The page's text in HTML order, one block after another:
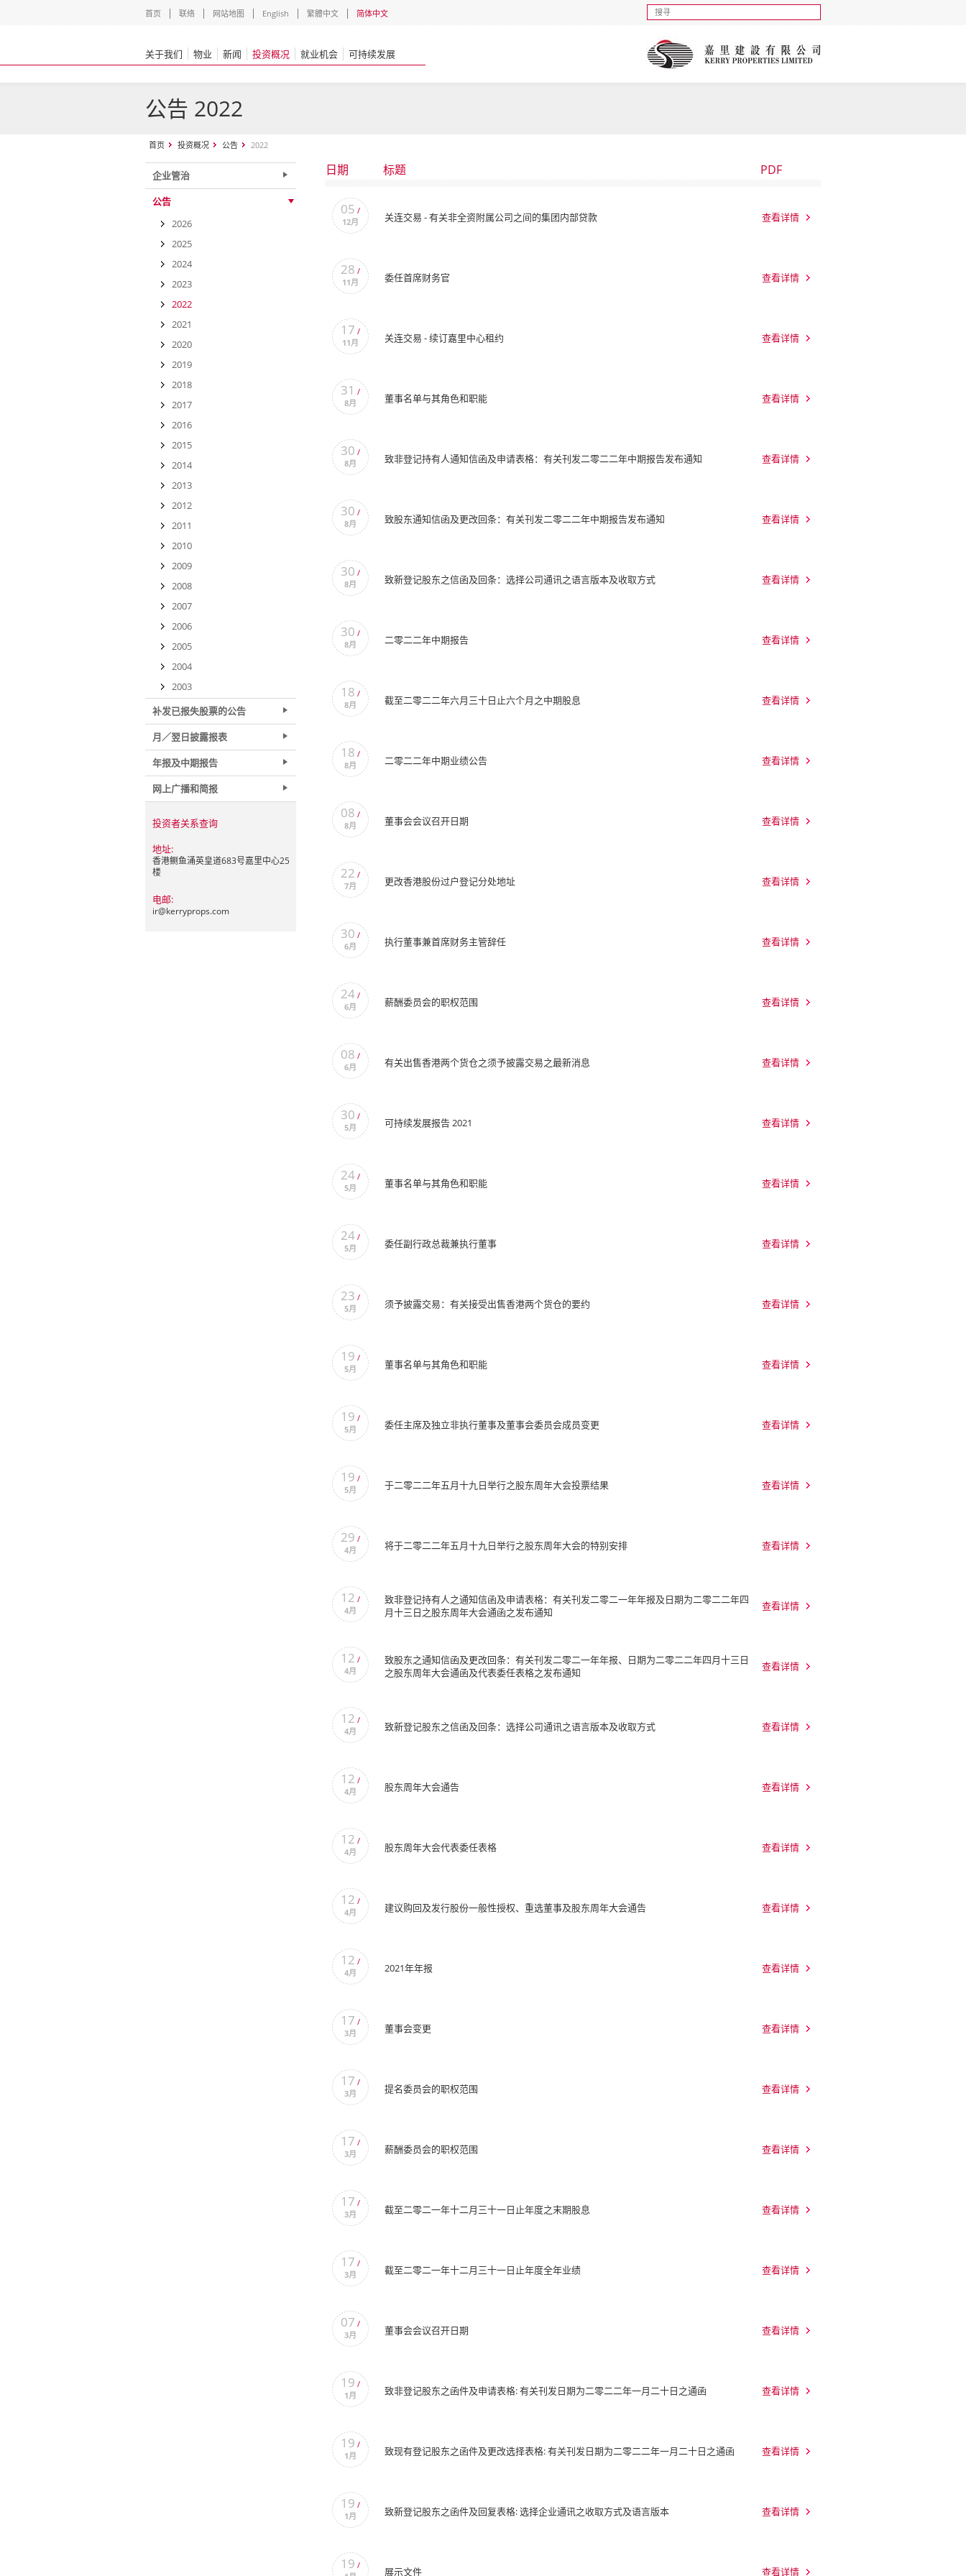
首页 联络 网站地图 English 繁體中文 简体中文
关于我们 物业 新闻 投资概况 就业机会 可持续发展
公告 2022
首页 投资概况 公告 2022
日期 标题 PDF
05 /
12月
关连交易 - 有关非全资附属公司之间的集团内部贷款 查看详情
28 /
11月
委任首席财务官 查看详情
17 /
11月
关连交易 - 续订嘉里中心租约 查看详情
31 /
8月
董事名单与其角色和职能 查看详情
30 /
8月
致非登记持有人通知信函及申请表格：有关刊发二零二二年中期报告发布通知 查看详情
30 /
8月
致股东通知信函及更改回条：有关刊发二零二二年中期报告发布通知 查看详情
30 /
8月
致新登记股东之信函及回条：选择公司通讯之语言版本及收取方式 查看详情
30 /
8月
二零二二年中期报告 查看详情
18 /
8月
截至二零二二年六月三十日止六个月之中期股息 查看详情
18 /
8月
二零二二年中期业绩公告 查看详情
08 /
8月
董事会会议召开日期 查看详情
22 /
7月
更改香港股份过户登记分处地址 查看详情
30 /
6月
执行董事兼首席财务主管辞任 查看详情
24/
6月
薪酬委员会的职权范围 查看详情
08 /
6月
有关出售香港两个货仓之须予披露交易之最新消息 查看详情
30 /
5月
可持续发展报告 2021 查看详情
24/
5月
董事名单与其角色和职能 查看详情
24/
5月
委任副行政总裁兼执行董事 查看详情
23 /
5月
须予披露交易：有关接受出售香港两个货仓的要约 查看详情
19 /
5月
董事名单与其角色和职能 查看详情
19 /
5月
委任主席及独立非执行董事及董事会委员会成员变更 查看详情
19 /
5月
于二零二二年五月十九日举行之股东周年大会投票结果 查看详情
29 /
4月
将于二零二二年五月十九日举行之股东周年大会的特别安排 查看详情
12 /
4月
致非登记持有人之通知信函及申请表格：有关刊发二零二一年年报及日期为二零二二年四
月十三日之股东周年大会通函之发布通知
查看详情
12 /
4月
致股东之通知信函及更改回条：有关刊发二零二一年年报、日期为二零二二年四月十三日
之股东周年大会通函及代表委任表格之发布通知
查看详情
12 /
4月
致新登记股东之信函及回条：选择公司通讯之语言版本及收取方式 查看详情
12 /
4月
股东周年大会通告 查看详情
12 /
4月
股东周年大会代表委任表格 查看详情
12 /
4月
建议购回及发行股份一般性授权、重选董事及股东周年大会通告 查看详情
12 /
4月
2021年年报 查看详情
17 /
3月
董事会变更 查看详情
17 /
3月
提名委员会的职权范围 查看详情
17 /
3月
薪酬委员会的职权范围 查看详情
17 /
3月
截至二零二一年十二月三十一日止年度之末期股息 查看详情
17 /
3月
截至二零二一年十二月三十一日止年度全年业绩 查看详情
07 /
3月
董事会会议召开日期 查看详情
19 /
1月
致非登记股东之函件及申请表格: 有关刊发日期为二零二二年一月二十日之通函 查看详情
19 /
1月
致现有登记股东之函件及更改选择表格: 有关刊发日期为二零二二年一月二十日之通函 查看详情
19 /
1月
致新登记股东之函件及回复表格: 选择企业通讯之收取方式及语言版本 查看详情
19 /
展示文件 查看详情
企业管治
公告
2026
2025
2024
2023
2022
2021
2020
2019
2018
2017
2016
2015
2014
2013
2012
2011
2010
2009
2008
2007
2006
2005
2004
2003
补发已报失股票的公告
月／翌日披露报表
年报及中期报告
网上广播和简报
投资者关系查询
地址:
香港鲗鱼涌英皇道683号嘉里中心25
楼
电邮:
ir@kerryprops.com